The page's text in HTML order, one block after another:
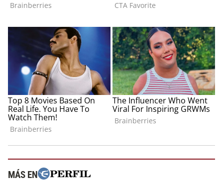
MÁS EN